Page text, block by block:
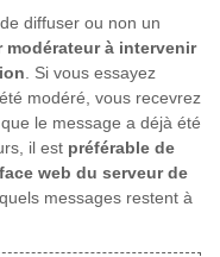
diffuser ou non un
modérateur à intervenir
. Si vous essayez
modéré, vous recevrez
le message a déjà été
il est préférable de
web du serveur de
messages restent à